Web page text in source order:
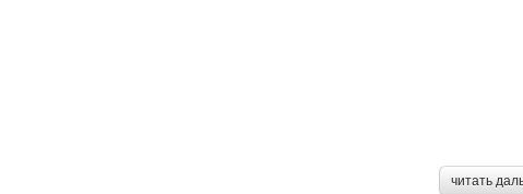
читать